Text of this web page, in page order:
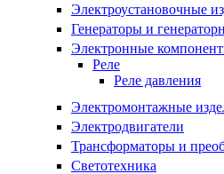
Электроустановочные
Генераторы и
Электронные
Реле
Реле давления
Электромонтажные
Электродвигатели
Трансформаторы и
Светотехника